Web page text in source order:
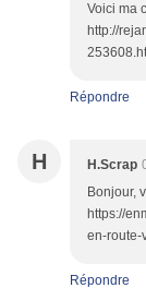
Voici ma
http://
Répondre
H H.Scrap
Bonjour,
https://
en-route-
Répondre